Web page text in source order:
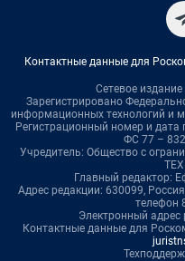
Контактные данные для
Сетевое
Зарегистрировано
информационных технологий и
Регистрационный номер и
ФС 77 –
Учредитель: Общество с
Главный редактор:
Адрес редакции: 630099,
телефон
Электронный адрес
Контактные данные для